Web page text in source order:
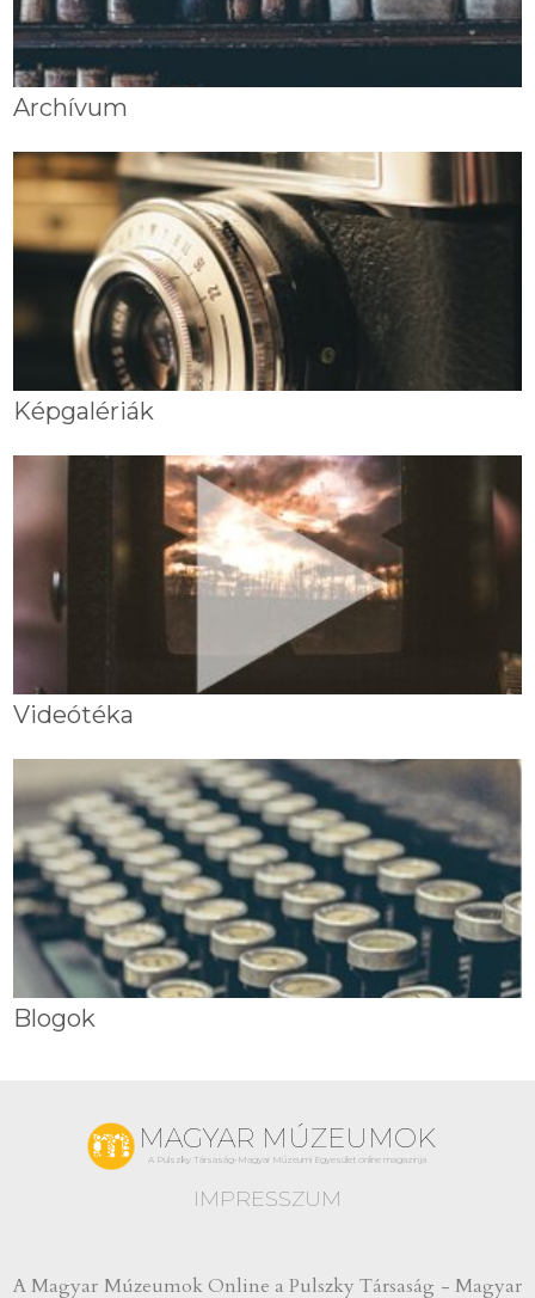
Archívum
Képgalériák
Videótéka
Blogok
MAGYAR MÚZEUMOK
A Pulszky Társaság-Magyar Múzeumi Egyesület online magazinja
IMPRESSZUM
A Magyar Múzeumok Online a Pulszky Társaság - Magyar